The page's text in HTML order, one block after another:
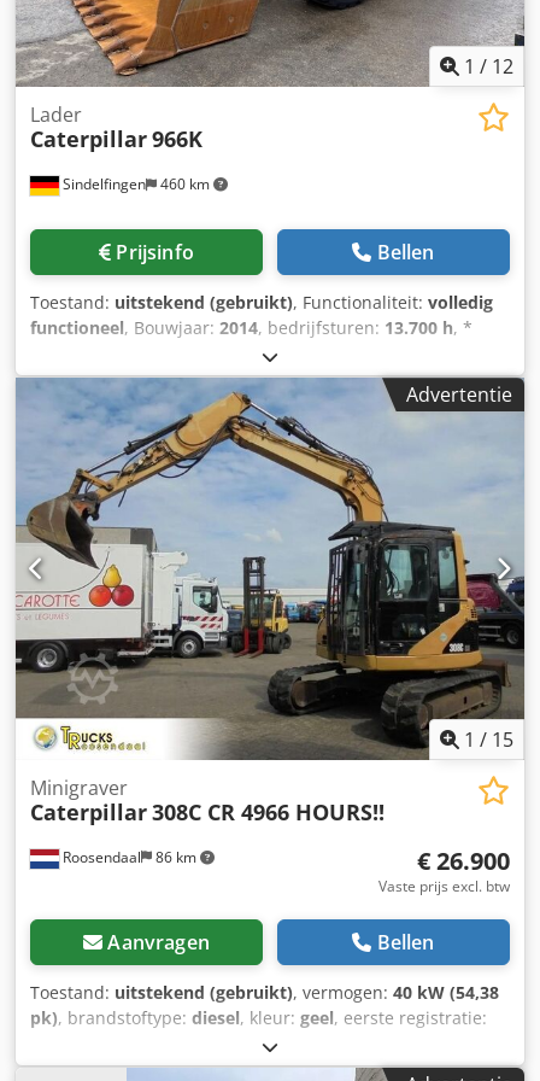
1 / 12
Sindelfingen 460 km
Lader
Caterpillar966K
Prijsinfo Bellen
Toestand: uitstekend (gebruikt), Functionaliteit: volledig
functioneel, Bouwjaar: 2014, bedrijfsturen: 13.700 h, *
13.700 uur Djdpfx Ameyh Nc Tjksck * Banden 26.5R25 *
Topconditie * Bak 4,5 m³
Advertentie
1 / 15
Roosendaal 86 km
Minigraver
Caterpillar308C CR 4966 HOURS!!
€ 26.900
Vaste prijs excl. btw
Aanvragen Bellen
Toestand: uitstekend (gebruikt), vermogen: 40 kW (54,38
pk), brandstoftype: diesel, kleur: geel, eerste registratie:
, bedrijfsturen:
CATO308CCKCX02306 Dcsdpfx Amoymq Uqeksk = Meer